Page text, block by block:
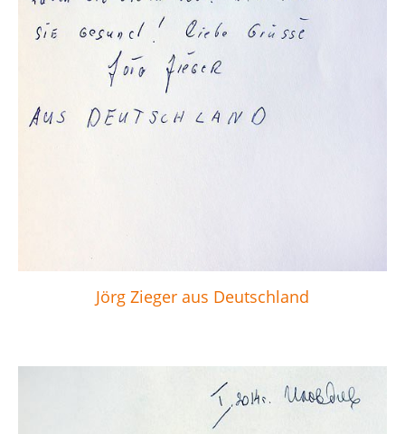
Jörg Zieger aus Deutschland